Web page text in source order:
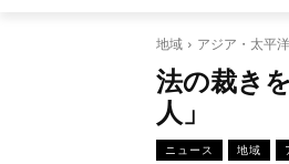
地域 アジア・太平洋
法の裁き
人」
ニュース 地域